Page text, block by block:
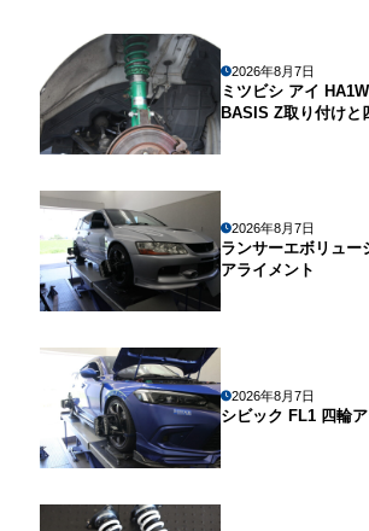
2026年8月7日
ミツビシ アイ
BASIS Z取り付けと
2026年8月7日
ランサーエボリュー
アライメント
2026年8月7日
シビック FL1 四輪